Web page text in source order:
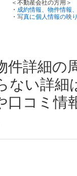
＜不動産会社の方用＞
・ 成約情報、物件情報
・ 写真に個人情報の映
件詳細の
ない詳細
口コミ